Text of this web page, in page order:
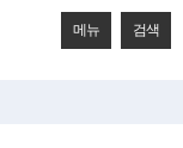
메뉴 검색